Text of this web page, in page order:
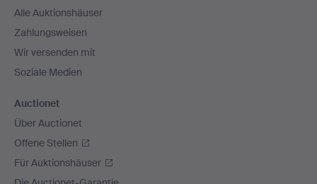
Alle Auktionshäuser
Zahlungsweisen
Wir versenden mit
Soziale Medien
Auctionet
Über Auctionet
Offene Stellen
Für Auktionshäuser